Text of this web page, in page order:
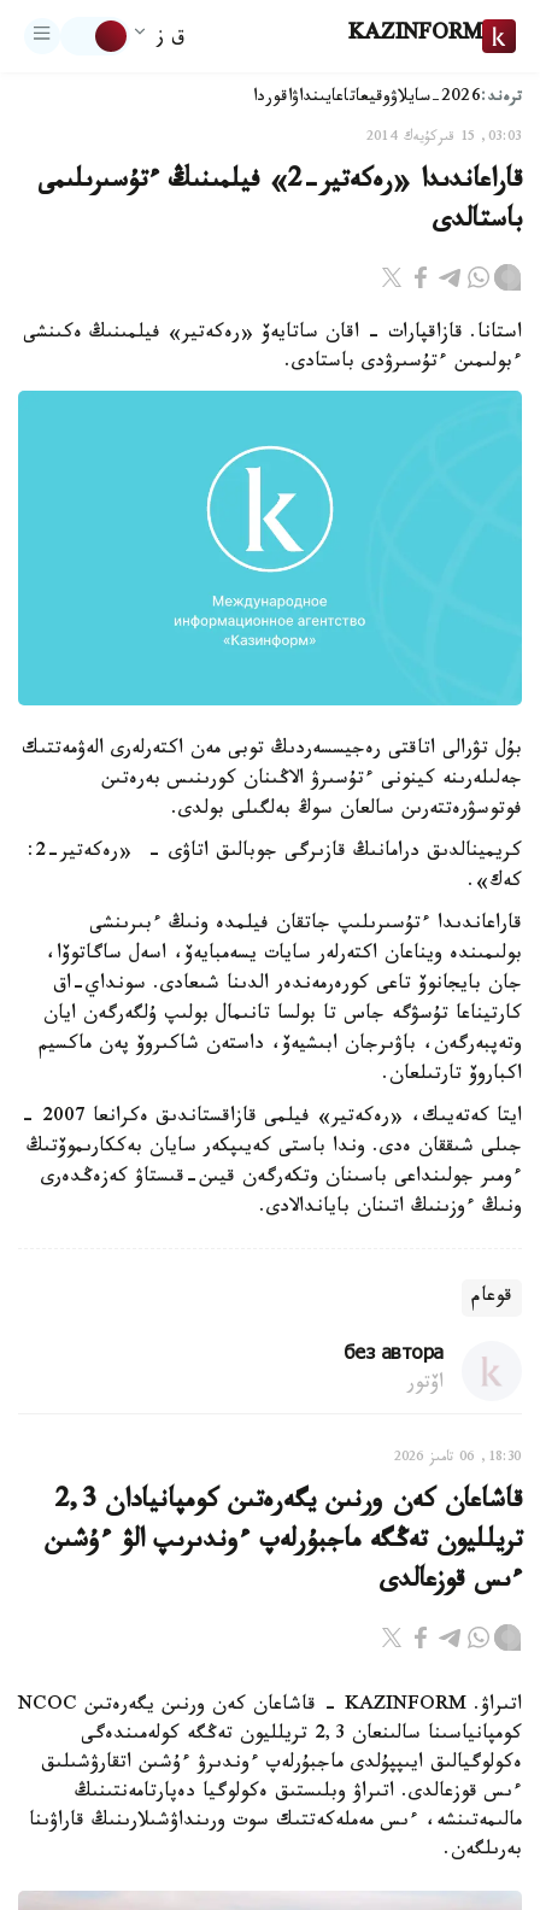
KAZINFORM ق ز
ترەند:2026-سايلاۋ وقيعاتاعايىنداۋاقوردا
03:03, 15 قىركۇيەك 2014
قاراعاندىدا «رەكەتير-2» فيلمىنىڭ ءتۇسىرىلىمى
باستالدى
استانا. قازاقپارات - اقان ساتايەۆ «رەكەتير» فيلمىنىڭ ەكىنشى
ءبولىمىن ءتۇسىرۋدى باستادى.
بۇل تۋرالى اتاقتى رەجيسسەردىڭ توبى مەن اكتەرلەرى الەۋمەتتىك
جەلىلەرىنە كينونى ءتۇسىرۋ الاڭىنان كورىنىس بەرەتىن
فوتوسۋرەتتەرىن سالعان سوڭ بەلگىلى بولدى.
كريمينالدىق درامانىڭ قازىرگى جوبالىق اتاۋى - «رەكەتير-2:
كەك».
قاراعاندىدا ءتۇسىرىلىپ جاتقان فيلمدە ونىڭ ءبىرىنشى
بولىمىندە ويناعان اكتەرلەر سايات يسەمبايەۆ، اسەل ساگاتوۆا،
جان بايجانوۆ تاعى كورەرمەندەر الدىنا شىعادى. سونداي-اق
كارتيناعا تۇسۋگە جاس تا بولسا تانىمال بولىپ ۇلگەرگەن ايان
وتەپبەرگەن، باۋىرجان ابىشيەۆ، داستەن شاكىروۆ پەن ماكسيم
اكباروۆ تارتىلعان.
ايتا كەتەيىك، «رەكەتير» فيلمى قازاقستاندىق ەكرانعا 2007 -
جىلى شىققان ەدى. وندا باستى كەيىپكەر سايان بەككارىموۆتىڭ
ءومىر جولىنداعى باسىنان وتكەرگەن قيىن-قىستاۋ كەزەڭدەرى
ونىڭ ءوزىنىڭ اتىنان باياندالادى.
قوعام
без автора
اۆتور
18:30, 06 تامىز 2026
قاشاعان كەن ورنىن يگەرەتىن كومپانيادان 2,3
تريلليون تەڭگە ماجبۇرلەپ ءوندىرىپ الۋ ءۇشىن
ءىس قوزعالدى
اتىراۋ. KAZINFORM - قاشاعان كەن ورنىن يگەرەتىن NCOC
كومپانياسىنا سالىنعان 2,3 تريلليون تەڭگە كولەمىندەگى
ەكولوگيالىق ايىپپۇلدى ماجبۇرلەپ ءوندىرۋ ءۇشىن اتقارۋشىلىق
ءىس قوزعالدى. اتىراۋ وبلىستىق ەكولوگيا دەپارتامەنتىنىڭ
مالىمەتىنشە، ءىس مەملەكەتتىك سوت ورىنداۋشىلارىنىڭ قاراۋىنا
بەرىلگەن.